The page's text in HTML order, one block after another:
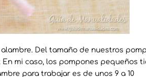
Del tamaño de nuestros
mi caso, los pompones pequeños
para trabajar es de unos 9 a 10